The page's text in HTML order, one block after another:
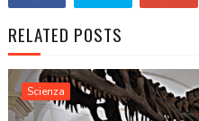
RELATED POSTS
Scienza